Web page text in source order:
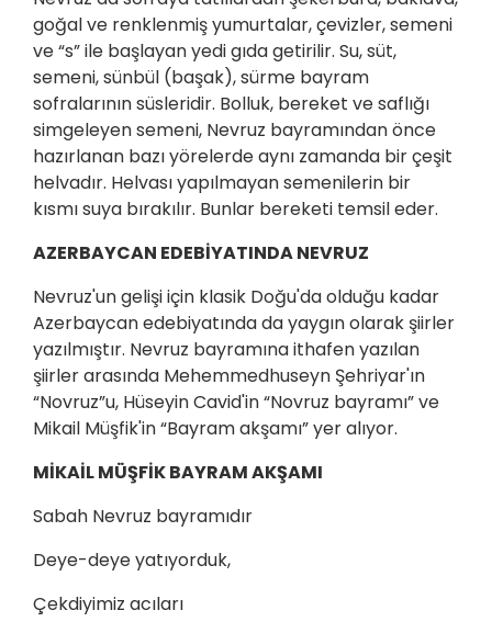
goğal ve renklenmiş yumurtalar, çevizler, semeni
ve “s” ile başlayan yedi gıda getirilir. Su, süt,
semeni, sünbül (başak), sürme bayram
sofralarının süsleridir. Bolluk, bereket ve saflığı
simgeleyen semeni, Nevruz bayramından önce
hazırlanan bazı yörelerde aynı zamanda bir çeşit
helvadır. Helvası yapılmayan semenilerin bir
kısmı suya bırakılır. Bunlar bereketi temsil eder.
AZERBAYCAN EDEBİYATINDA NEVRUZ
Nevruz'un gelişi için klasik Doğu'da olduğu kadar
Azerbaycan edebiyatında da yaygın olarak şiirler
yazılmıştır. Nevruz bayramına ithafen yazılan
şiirler arasında Mehemmedhuseyn Şehriyar'ın
“Novruz”u, Hüseyin Cavid'in “Novruz bayramı” ve
Mikail Müşfik'in “Bayram akşamı” yer alıyor.
MİKAİL MÜŞFİK BAYRAM AKŞAMI
Sabah Nevruz bayramıdır
Deye-deye yatıyorduk,
Çekdiyimiz acıları